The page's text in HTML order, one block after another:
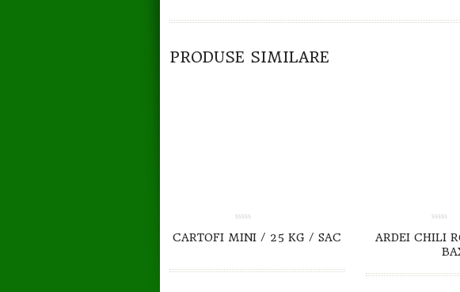
PRODUSE SIMILARE
out
of
CARTOFI MINI / 25 KG / SAC
out
of
ARDEI CHILI